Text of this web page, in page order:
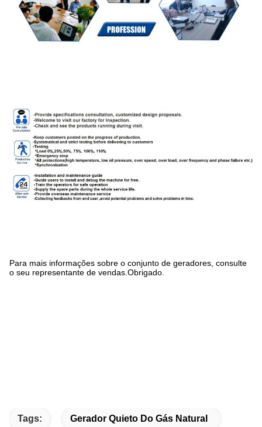
Para mais informações sobre o conjunto de geradores, consulte
o seu representante de vendas.Obrigado.
Tags: Gerador Quieto Do Gás Natural